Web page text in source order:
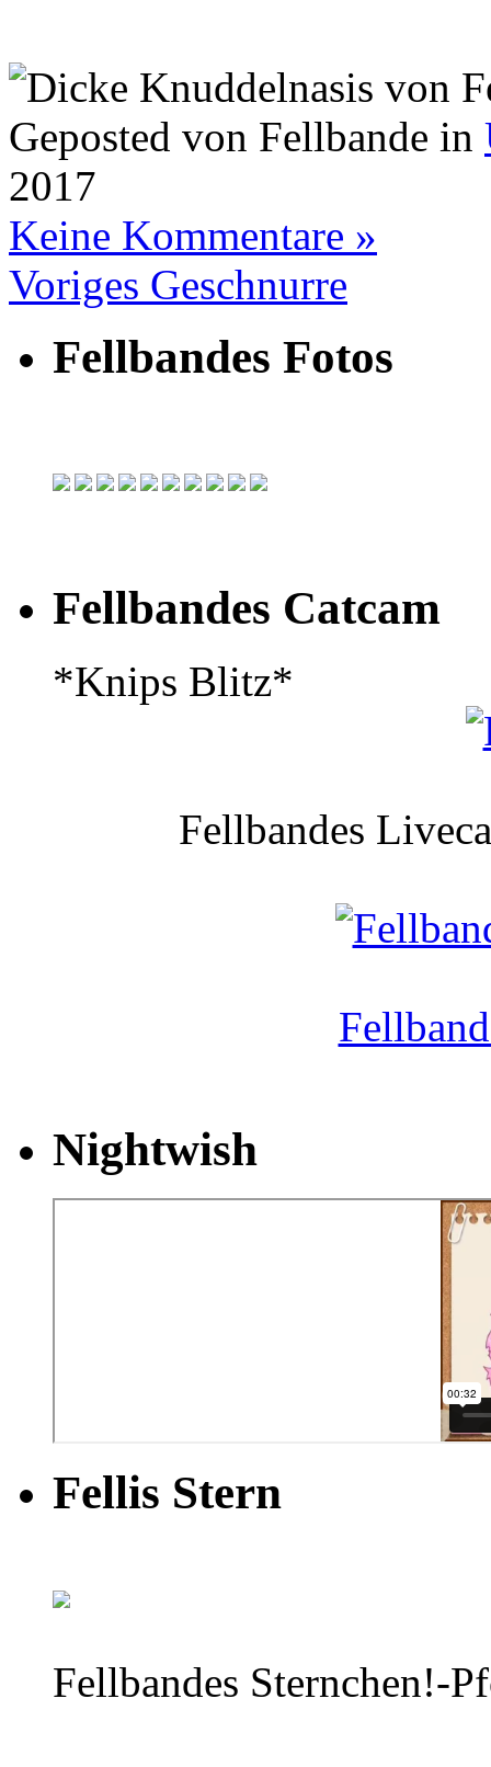
Geposted von Fellbande in
2017
Keine Kommentare »
Voriges Geschnurre
Fellbandes Fotos
Fellbandes Catcam
*Knips Blitz*
Fellbandes
Nightwish
Fellis Stern
Fellbandes Sternchen!-